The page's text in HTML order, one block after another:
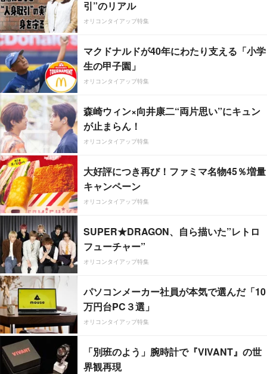
引”のリアル
オリコンタイアップ特集
マクドナルドが40年にわたり支える「小学
生の甲子園」
オリコンタイアップ特集
森崎ウィン×向井康二“両片思い”にキュン
が止まらん！
オリコンタイアップ特集
大好評につき再び！ファミマ名物45％増量
キャンペーン
オリコンタイアップ特集
SUPER★DRAGON、自ら描いた”レトロ
フューチャー”
オリコンタイアップ特集
パソコンメーカー社員が本気で選んだ「10
万円台PC３選」
オリコンタイアップ特集
「別班のよう」腕時計で『VIVANT』の世
界観再現